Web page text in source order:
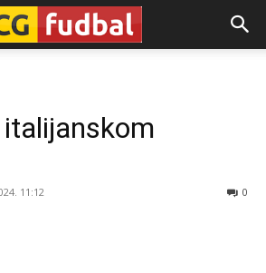
11:12 0